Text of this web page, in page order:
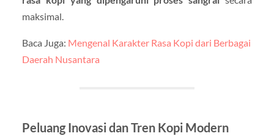
maksimal.
Baca Juga: Mengenal Karakter Rasa Kopi dari Berbagai
Daerah Nusantara
Peluang Inovasi dan Tren Kopi Modern